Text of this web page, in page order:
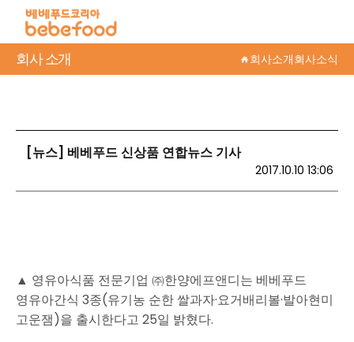
회사 소개 회사소개회사소식
[뉴스] 베베푸드 신상품 연합뉴스 기사
2017.10.10 13:06
▲ 영유아식품 전문기업 ㈜한양에프앤디는 베베푸드
영유아간식 3종(유기농 순한 쌀과자·요거배리볼·발아현미
고운잼)을 출시한다고 25일 밝혔다.